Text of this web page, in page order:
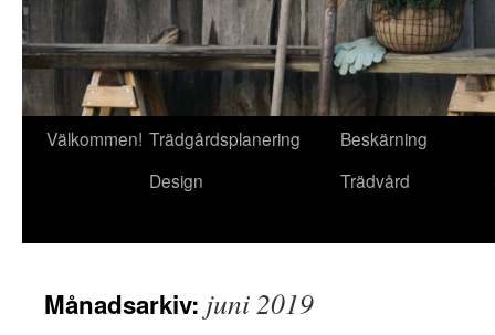
GåVälkommen! Trädgårdsplanering
Design
Beskärning
Trädvård
Månadsarkiv: juni 2019